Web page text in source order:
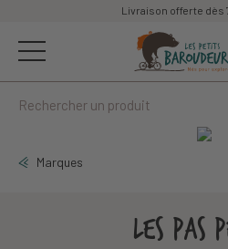
Livraison offerte dès
Marques
LES PAS